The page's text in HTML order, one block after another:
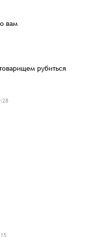
вам
рубиться